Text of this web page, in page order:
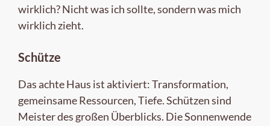
wirklich? Nicht was ich sollte, sondern was mich
wirklich zieht.
Schütze
Das achte Haus ist aktiviert: Transformation,
gemeinsame Ressourcen, Tiefe. Schützen sind
Meister des großen Überblicks. Die Sonnenwende